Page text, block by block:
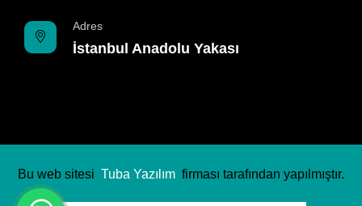
Adres
İstanbul Anadolu Yakası
Bu web sitesi Tuba Yazılım firması tarafından yapılmıştır.